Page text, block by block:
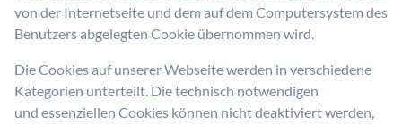
von der Internetseite und dem auf dem Computersystem des
Benutzers abgelegten Cookie übernommen wird.
Die Cookies auf unserer Webseite werden in verschiedene
Kategorien unterteilt. Die technisch notwendigen
und essenziellen Cookies können nicht deaktiviert werden,